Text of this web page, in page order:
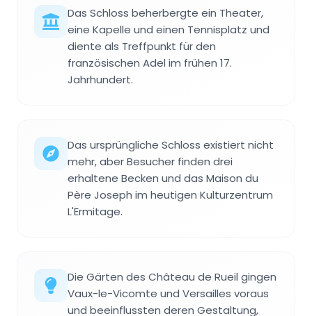
Das Schloss beherbergte ein Theater,
eine Kapelle und einen Tennisplatz und
diente als Treffpunkt für den
französischen Adel im frühen 17.
Jahrhundert.
Das ursprüngliche Schloss existiert nicht
mehr, aber Besucher finden drei
erhaltene Becken und das Maison du
Père Joseph im heutigen Kulturzentrum
L'Ermitage.
Die Gärten des Château de Rueil gingen
Vaux-le-Vicomte und Versailles voraus
und beeinflussten deren Gestaltung,